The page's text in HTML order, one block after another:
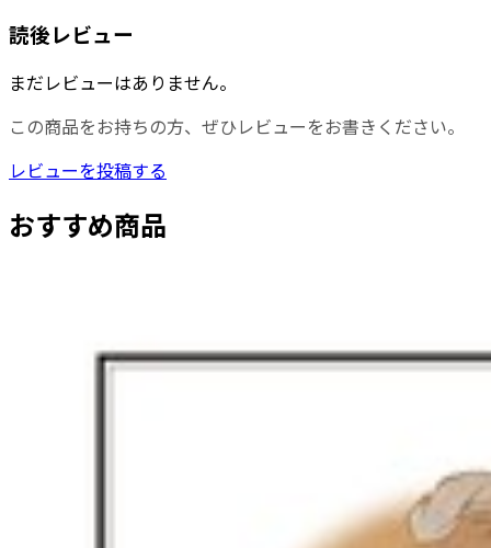
読後レビュー
まだレビューはありません。
この商品をお持ちの方、ぜひレビューをお書きください。
レビューを投稿する
おすすめ商品